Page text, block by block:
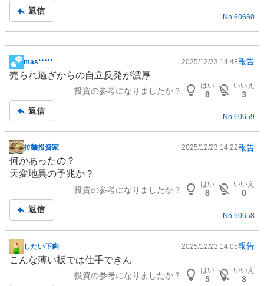
返信
No. 60660
掲
示
事
mas***** 2025/12/23 14:48報告
売られ過ぎからの自立反発が濃厚
投資の参考になりましたか？
はい
8
いいえ
3
返信
No.60659
掲
示
板
拉麺投資家 2025/12/23 14:22報告
何かあったの？
天変地異の予兆か？
投資の参考になりましたか？
はい
8
いいえ
0
返信
No. 60658
掲
示
したい下痢 2025/12/23 14:05報告
こんな薄い板では仕手できん
投資の参考になりましたか？
はい
5
いいえ
3